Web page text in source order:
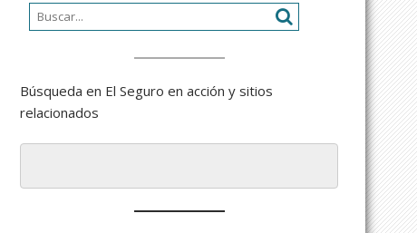
Búsqueda en El Seguro en acción y sitios
relacionados